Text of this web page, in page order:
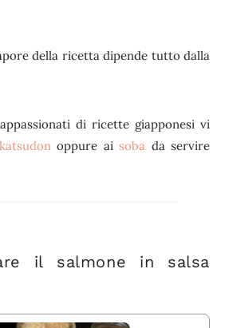
della ricetta dipende tutto dalla
di ricette giapponesi vi
katsudonoppure ai soba da servire
il salmone in salsa